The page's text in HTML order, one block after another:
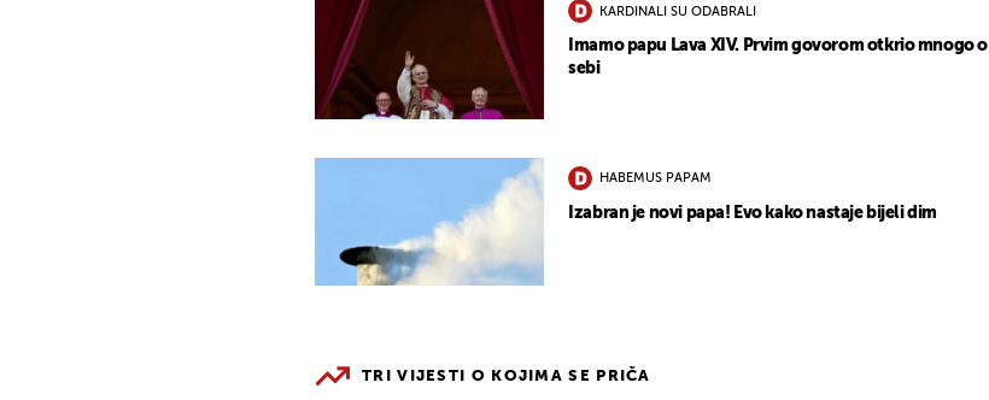
KARDINALI SU ODABRALI
Imamo papu Lava XIV. Prvim govorom otkrio mnogo o
sebi
HABEMUS PAPAM
Izabran je novi papa! Evo kako nastaje bijeli dim
TRI VIJESTI O KOJIMA SE PRIČA